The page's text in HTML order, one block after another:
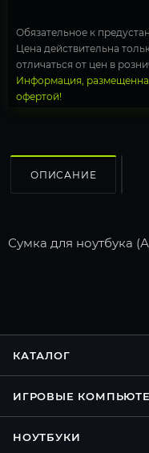
Обязательное к
Цена действительна
отличаться от цен в
Информация,
офертой!
ОПИСАНИЕ
Сумка для ноутбука
КАТАЛОГ
ИГРОВЫЕ
НОУТБУКИ